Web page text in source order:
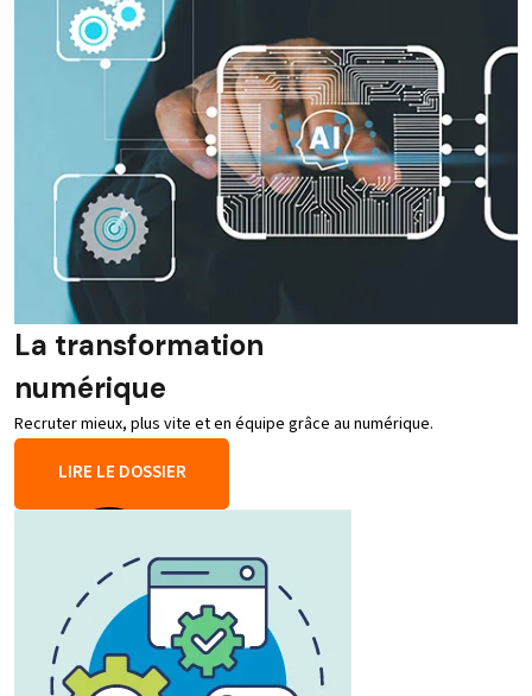
La transformation
numérique
Recruter mieux, plus vite et en équipe grâce au numérique.
LIRE LE DOSSIER